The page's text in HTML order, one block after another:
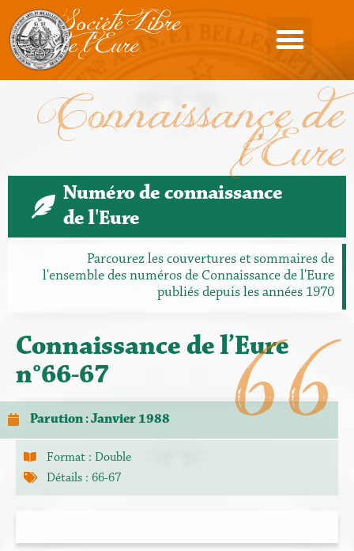
Société Libre
de l'Eure
Connaissance de
l'Eure
Numéro de connaissance
de l'Eure
Parcourez les couvertures et sommaires de
l'ensemble des numéros de Connaissance de l'Eure
publiés depuis les années 1970
Connaissance de l’Eure
n°66-67
Parution : Janvier 1988 66
Format : Double
Détails : 66-67